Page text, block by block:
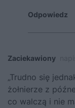
Odpowiedz
Zaciekawiony
„Trudno się
żołnierze z
co walczą i nie